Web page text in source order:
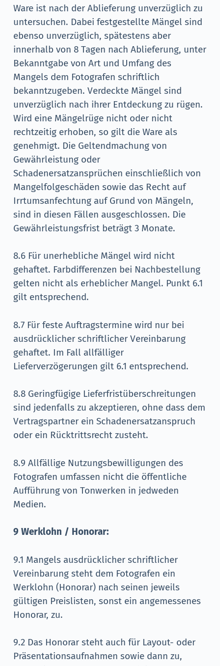
Ware ist nach der Ablieferung unverzüglich zu
untersuchen. Dabei festgestellte Mängel sind
ebenso unverzüglich, spätestens aber
innerhalb von 8 Tagen nach Ablieferung, unter
Bekanntgabe von Art und Umfang des
Mangels dem Fotografen schriftlich
bekanntzugeben. Verdeckte Mängel sind
unverzüglich nach ihrer Entdeckung zu rügen.
Wird eine Mängelrüge nicht oder nicht
rechtzeitig erhoben, so gilt die Ware als
genehmigt. Die Geltendmachung von
Gewährleistung oder
Schadenersatzansprüchen einschließlich von
Mangelfolgeschäden sowie das Recht auf
Irrtumsanfechtung auf Grund von Mängeln,
sind in diesen Fällen ausgeschlossen. Die
Gewährleistungsfrist beträgt 3 Monate.
8.6 Für unerhebliche Mängel wird nicht
gehaftet. Farbdifferenzen bei Nachbestellung
gelten nicht als erheblicher Mangel. Punkt 6.1
gilt entsprechend.
8.7 Für feste Auftragstermine wird nur bei
ausdrücklicher schriftlicher Vereinbarung
gehaftet. Im Fall allfälliger
Lieferverzögerungen gilt 6.1 entsprechend.
8.8 Geringfügige Lieferfristüberschreitungen
sind jedenfalls zu akzeptieren, ohne dass dem
Vertragspartner ein Schadenersatzanspruch
oder ein Rücktrittsrecht zusteht.
8.9 Allfällige Nutzungsbewilligungen des
Fotografen umfassen nicht die öffentliche
Aufführung von Tonwerken in jedweden
Medien.
9 Werklohn / Honorar:
9.1 Mangels ausdrücklicher schriftlicher
Vereinbarung steht dem Fotografen ein
Werklohn (Honorar) nach seinen jeweils
gültigen Preislisten, sonst ein angemessenes
Honorar, zu.
9.2 Das Honorar steht auch für Layout- oder
Präsentationsaufnahmen sowie dann zu,